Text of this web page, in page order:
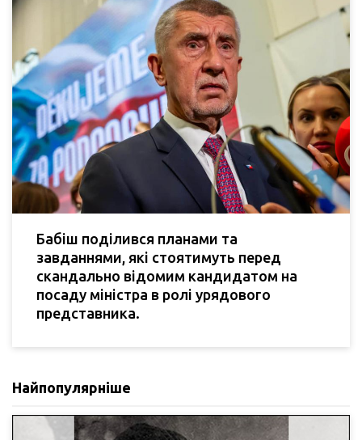
Бабіш поділився планами та
завданнями, які стоятимуть перед
скандально відомим кандидатом на
посаду міністра в ролі урядового
представника.
Найпопулярніше